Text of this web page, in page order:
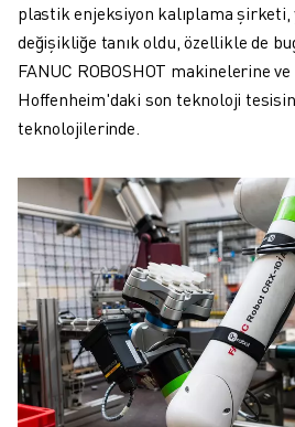
plastik enjeksiyon kalıplama şirketi,
değişikliğe tanık oldu, özellikle de
FANUC ROBOSHOT makinelerine ve
Hoffenheim'daki son teknoloji
teknolojilerinde.